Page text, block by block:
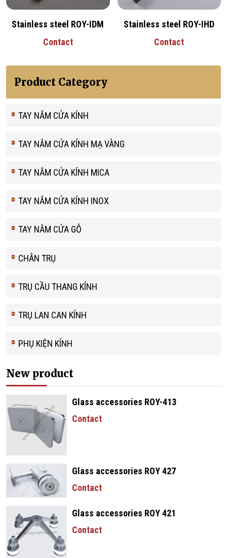
Stainless steel ROY-IDM
Contact
Stainless steel ROY-IHD
Contact
Product Category
TAY NẮM CỬA KÍNH
TAY NẮM CỬA KÍNH MẠ VÀNG
TAY NẮM CỬA KÍNH MICA
TAY NẮM CỬA KÍNH INOX
TAY NẮM CỬA GỖ
CHÂN TRỤ
TRỤ CẦU THANG KÍNH
TRỤ LAN CAN KÍNH
PHỤ KIỆN KÍNH
New product
Glass accessories ROY-413
Contact
Glass accessories ROY 427
Contact
Glass accessories ROY 421
Contact